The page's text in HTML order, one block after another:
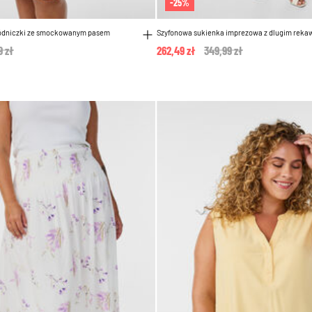
ze smockowanym pasem
from
zł
-25%
Szyfonowa sukienka imprezowa z dlugim
Price reduced from
349,99 zł
262,49 zł